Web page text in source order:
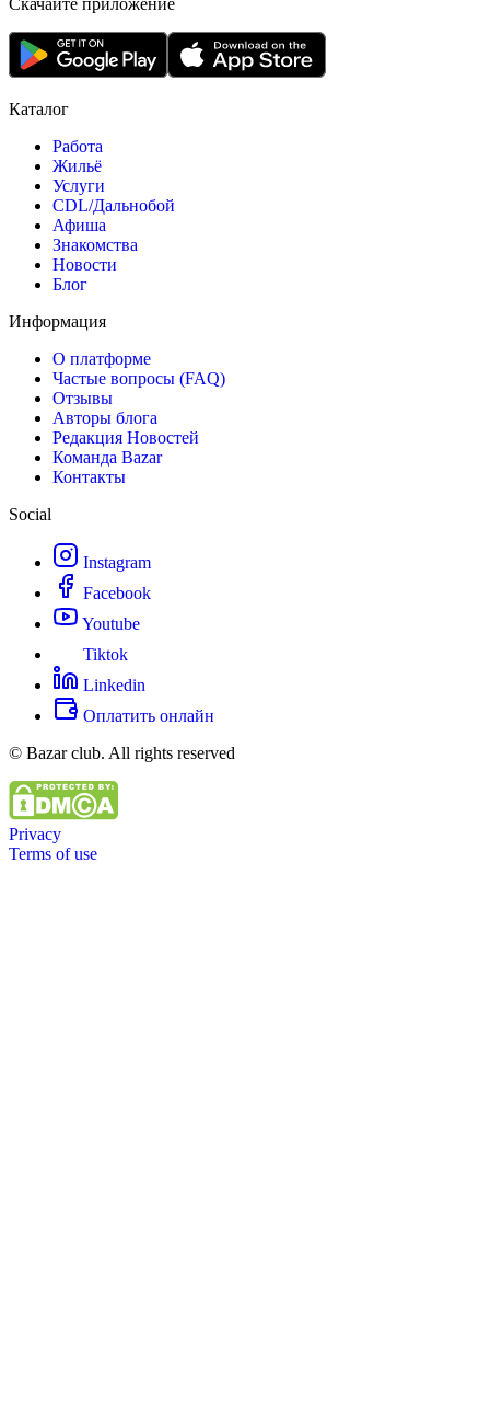
Скачайте приложение
Каталог
Работа
Жильё
Услуги
CDL/Дальнобой
Афиша
Знакомства
Новости
Блог
Информация
О платформе
Частые вопросы (FAQ)
Отзывы
Авторы блога
Редакция Новостей
Команда Bazar
Контакты
Social
Instagram
Facebook
Youtube
Tiktok
Linkedin
Оплатить онлайн
© Bazar club. All rights reserved
Privacy
Terms of use